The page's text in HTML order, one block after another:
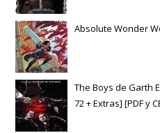
Absolute Wonder
The Boys de Garth
72 + Extras] [PDF y